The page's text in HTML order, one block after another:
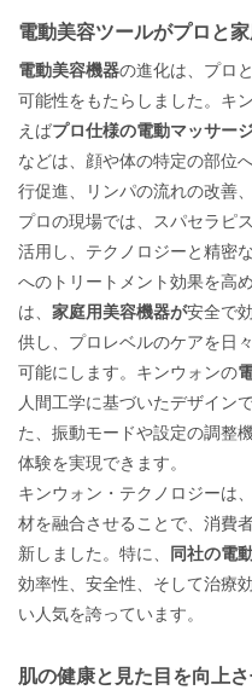
電動美容ツールがプロと
電動美容機器の進化は、プロ
可能性をもたらしました。キ
えばプロ仕様の電動マッサー
などは、顔や体の特定の部位
行促進、リンパの流れの改善
プロの現場では、スパセラピ
活用し、テクノロジーと精密
へのトリートメント効果を高
は、 家庭用美容機器が安全で
供し、プロレベルのケアを日
可能にします。キンウォンの
人間工学に基づいたデザイン
た、振動モードや設定の調整
体験を実現できます。
キンウォン・テクノロジーは
材を融合させることで、消費
新しました。特に、
同社の電
効率性、安全性、そして治療
い人気を誇っています。
肌の健康と見た目を向上